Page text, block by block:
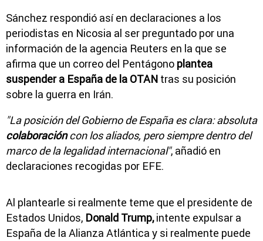
Sánchez respondió así en declaraciones a los
periodistas en Nicosia al ser preguntado por una
información de la agencia Reuters en la que se
afirma que un correo del Pentágono plantea
suspender a España de la OTAN tras su posición
sobre la guerra en Irán.
"La posición del Gobierno de España es clara: absoluta
colaboracióncon los aliados, pero siempre dentro del
marco de la legalidad internacional", añadió en
declaraciones recogidas por EFE.
Al plantearle si realmente teme que el presidente de
Estados Unidos, Donald Trump,intente expulsar a
España de la Alianza Atlántica y si realmente puede